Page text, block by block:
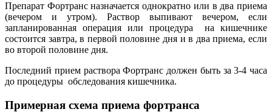
Препарат Фортранс назначается однократно или в два приема
(вечером и утром). Раствор выпивают вечером, если
запланированная операция или процедура на кишечнике
состоится завтра, в первой половине дня и в два приема, если
во второй половине дня.
Последний прием раствора Фортранс должен быть за 3-4 часа
до процедуры обследования кишечника.
Примерная схема приема фортранса